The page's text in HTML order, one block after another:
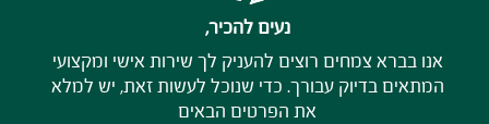
נעים להכיר,
אנו בברא צמחים רוצים להעניק לך שירות אישי ומקצועי
המתאים בדיוק עבורך. כדי שנוכל לעשות זאת, יש למלא
את הפרטים הבאים